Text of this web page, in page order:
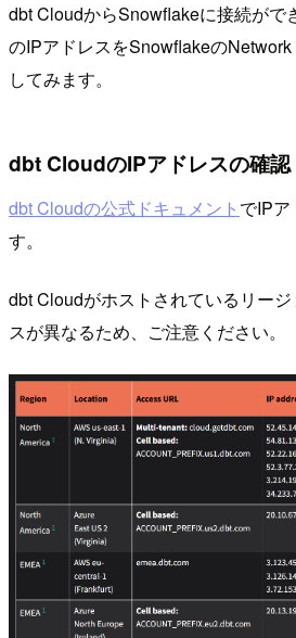
dbt CloudからSnowflakeに接続がで
のIPアドレスをSnowflakeの
してみます。
dbt CloudのIPアドレスの確認
dbt Cloudの公式ドキュメント でIP
す。
dbt Cloudがホストされているリー
スが異なるため、ご注意ください。